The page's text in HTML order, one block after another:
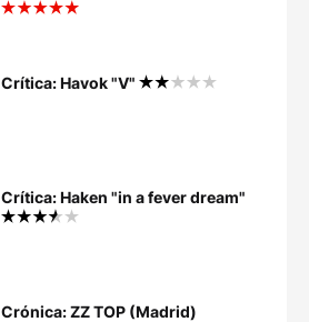
Crítica: Havok "V"
Crítica: Haken "in a fever dream"
Crónica: ZZ TOP (Madrid)